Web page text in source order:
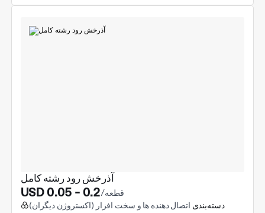
آذرخش رود رشته کامل
USD 0.05 - 0.2 /قطعه
دسته‌بندی اتصال دهنده ها و سخت افزار (اکستروژن دیگران)